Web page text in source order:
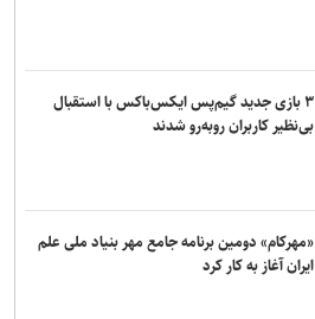
۳ بازی جدید گیم‌پس ایکس‌باکس با استقبال
بی‌نظیر کاربران روبه‌رو شدند
«مهرکام» دومین برنامه جامع مهر بنیاد ملی علم
ایران آغاز به کار کرد